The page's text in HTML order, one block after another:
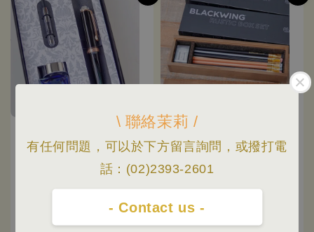
\ 聯絡茉莉 /
有任何問題，可以於下方留言詢問，或撥打電
話：(02)2393-2601
- Contact us -